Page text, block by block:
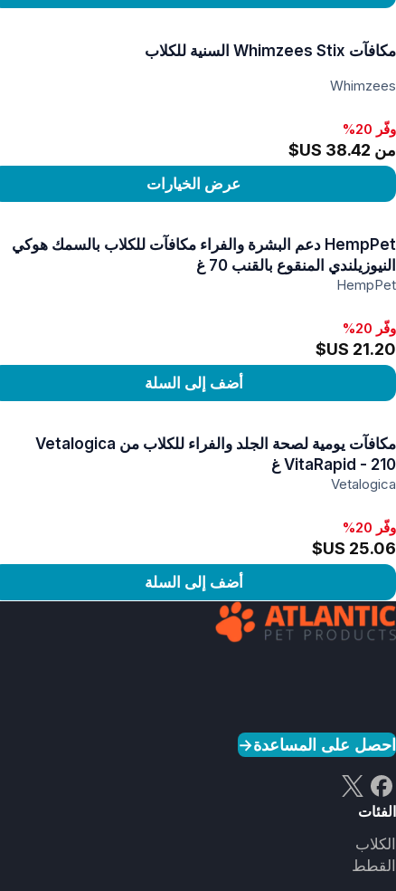
مكافآت Whimzees Stix السنية للكلاب
Whimzees
وفّر 20%
من ‏38.42 US$
عرض الخيارات
HempPet دعم البشرة والفراء مكافآت للكلاب بالسمك هوكي
النيوزيلندي المنقوع بالقنب 70 غ
HempPet
وفّر 20%
أضف إلى السلة
مكافآت يومية لصحة الجلد والفراء للكلاب من Vetalogica
VitaRapid - 210 غ
Vetalogica
وفّر 20%
أضف إلى السلة
عرض المنتج
احصل على المساعدة→
الفئات
الكلاب
القطط